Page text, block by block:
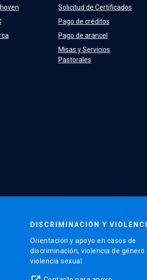
Solicitud de Certificados
Pago de créditos
Pago de arancel
Misas y Servicios
Pastorales
DISCRIMINACIÓN Y
Orientación y apoyo en casos de
discriminación, violencia de género
violencia sexual.